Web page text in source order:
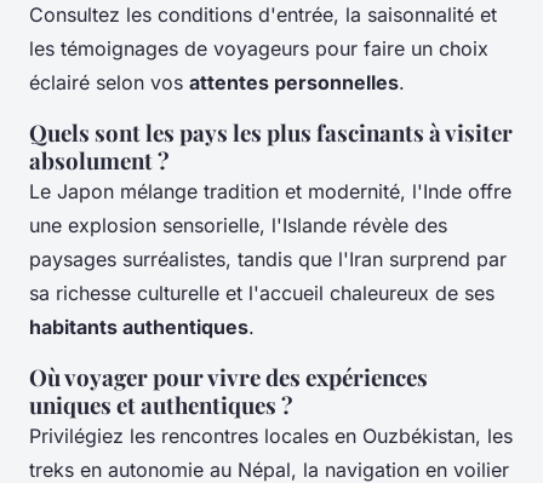
Consultez les conditions d'entrée, la saisonnalité et
les témoignages de voyageurs pour faire un choix
éclairé selon vos attentes personnelles.
Quels sont les pays les plus fascinants à visiter
absolument ?
Le Japon mélange tradition et modernité, l'Inde offre
une explosion sensorielle, l'Islande révèle des
paysages surréalistes, tandis que l'Iran surprend par
sa richesse culturelle et l'accueil chaleureux de ses
habitants authentiques.
Où voyager pour vivre des expériences
uniques et authentiques ?
Privilégiez les rencontres locales en Ouzbékistan, les
treks en autonomie au Népal, la navigation en voilier